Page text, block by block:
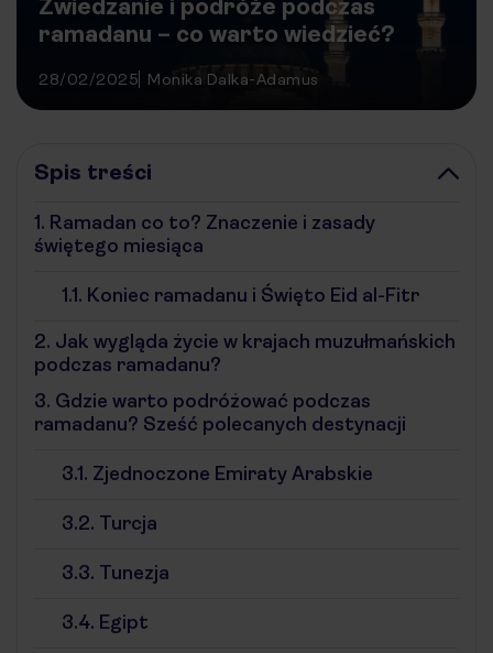
Zwiedzanie i podróże podczas
ramadanu – co warto wiedzieć?
28/02/2025 Monika Dalka-Adamus
Spis treści
1. Ramadan co to? Znaczenie i zasady
świętego miesiąca
1.1. Koniec ramadanu i Święto Eid al-Fitr
2. Jak wygląda życie w krajach muzułmańskich
podczas ramadanu?
3. Gdzie warto podróżować podczas
ramadanu? Sześć polecanych destynacji
3.1. Zjednoczone Emiraty Arabskie
3.2. Turcja
3.3. Tunezja
3.4. Egipt